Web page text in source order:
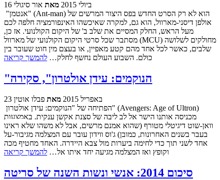
16 ביולי 2015 מאת אור סיגולי
"אנטמן" (Ant-man) הוא לא רק הסרט החדש בפס היצור המרשים של
אולפן דיסני-מארוול, הוא גם, למקרה שאיכשהו האינפורמציה חלפה לכם
מעל הראש, החלק המסיים את שלב ב' של היקום הקולנועי. אז כן,
מסתבר שכל סרטי היקום הקולנועי של מארוול (MCU) מחולקים לשלושה
שלבים, כאשר לכל אחד מהם קטע מאפיין, או בעצם מין חוט שעובר בין
כולם. השבוע העולם נחשף לחלק… להמשך קריאה
"הנוקמים: עידן אולטרון", סקירה
23 באפריל 2015 מאת פבלו אוטין
מכניסה אותנו הישר אל לב ליבה של סצנת אקשן ענקית. באמצעות
וואן-שוט דיגיטלי מטורף (שהוא אמנם מרשים, אבל לא משהו שלא ראינו
בעבר בשנים האחרונות, כמובן) ג'וס ווידון עובר עם המצלמה מגיבור-על
אחד לשני תוך כדי לחימה ביערות מול צבא היידרה. האחד מחטיף מכה
וקופץ ואז המצלמה מגיעה יחד איתו אל… להמשך קריאה
סיכום 2014: אנשי ונשות השנה של סריטה